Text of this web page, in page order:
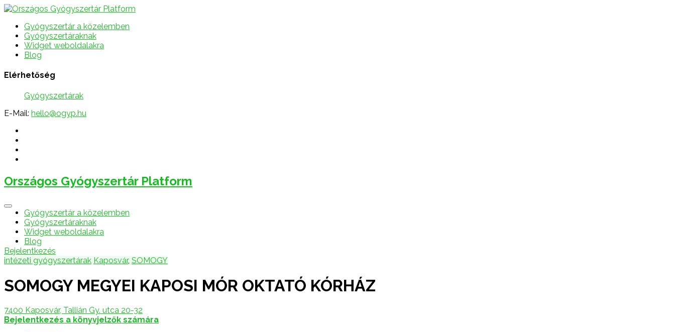
Gyógyszertár a közelemben
Gyógyszertáraknak
Widget weboldalakra
Blog
Elérhetőség
Gyógyszertárak
E-Mail: hello@ogyp.hu
Országos Gyógyszertár Platform
Gyógyszertár a közelemben
Gyógyszertáraknak
Widget weboldalakra
Blog
Bejelentkezés
intézeti gyógyszertárak Kaposvár, SOMOGY
SOMOGY MEGYEI KAPOSI MÓR OKTATÓ KÓRHÁZ
7400 Kaposvár, Tallián Gy. utca 20-32
Bejelentkezés a könyvjelzők számára